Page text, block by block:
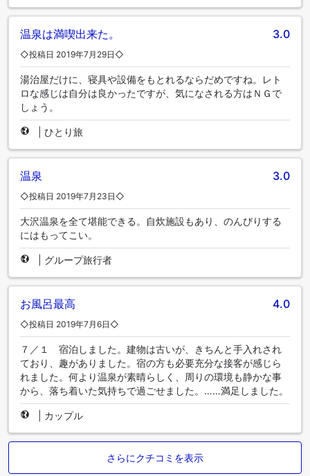
温泉は満喫出来た。 3.0
◇投稿日 2019年7月29日◇
湯治屋だけに、寝具や設備をもとれるならだめですね。レト
ロな感じは自分は良かったですが、気になされる方はＮＧで
しょう。
ひとり旅
温泉 3.0
◇投稿日 2019年7月23日◇
大沢温泉を全て堪能できる。自炊施設もあり、のんびりする
にはもってこい。
グループ旅行者
お風呂最高 4.0
◇投稿日 2019年7月6日◇
７／１ 宿泊しました。建物は古いが、きちんと手入れされ
ており、趣がありました。宿の方も必要充分な接客が感じら
れました。何より温泉が素晴らしく、周りの環境も静かな事
から、落ち着いた気持ちで過ごせました。……満足しました。
カップル
さらにクチコミを表示